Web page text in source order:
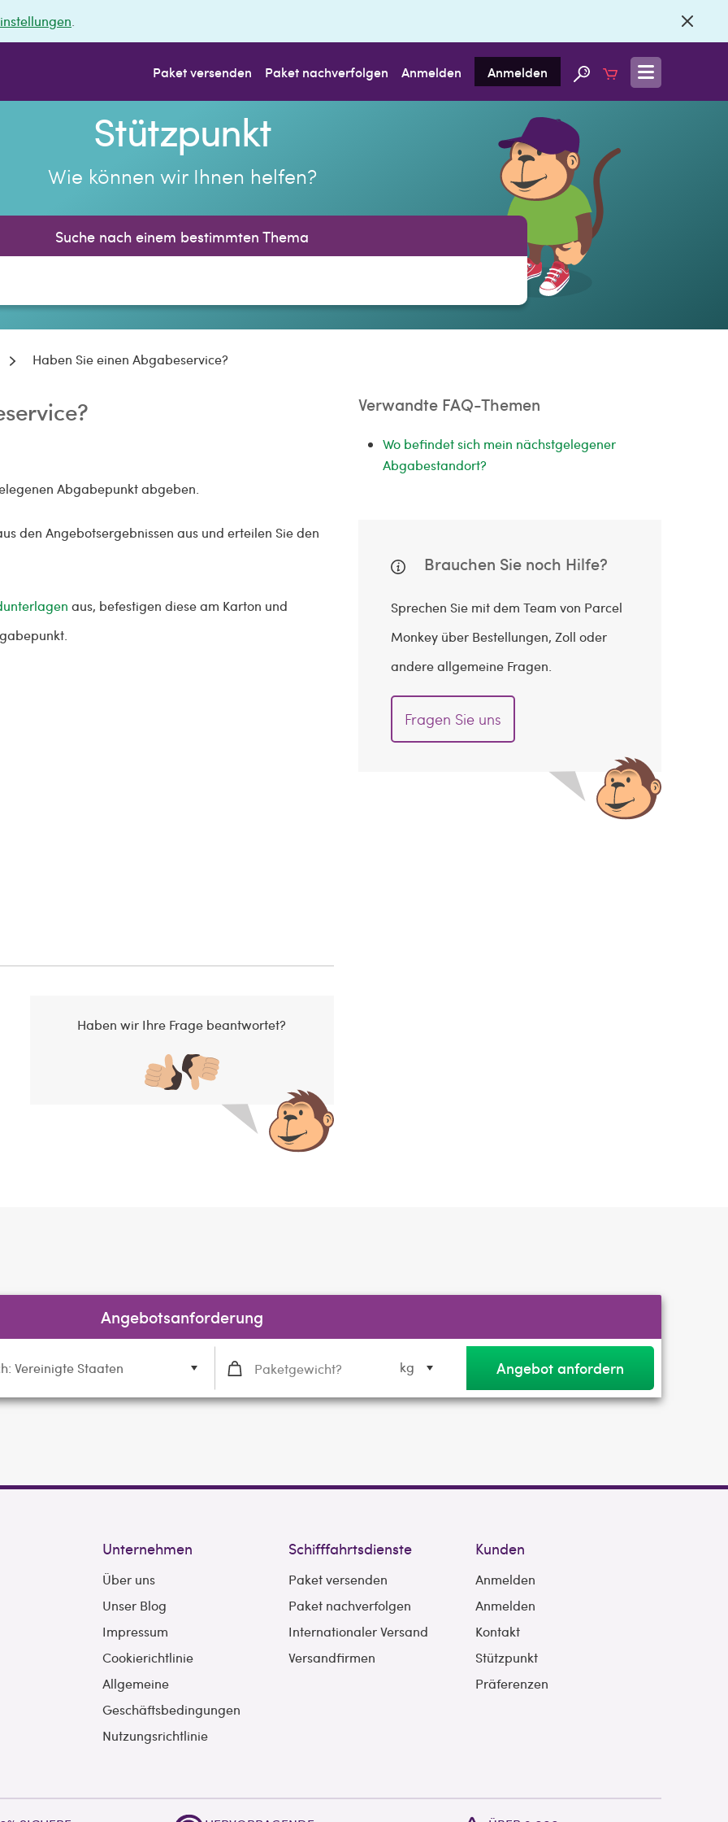
Paket versenden Paket nachverfolgen Anmelden Anmelden
Stützpunkt
Wie können wir Ihnen helfen?
Suche nach einem bestimmten Thema
Haben Sie einen Abgabeservice?
Abgabepunkt abgeben.
den Angebotsergebnissen aus und erteilen Sie den
aus, befestigen diese am Karton und
Haben wir Ihre Frage beantwortet?
Verwandte FAQ-Themen
Wo befindet sich mein nächstgelegener
Abgabestandort?
Brauchen Sie noch Hilfe?
Sprechen Sie mit dem Team von Parcel
Monkey über Bestellungen, Zoll oder
andere allgemeine Fragen.
Fragen Sie uns
Angebotsanforderung
Vereinigte Staaten kg Angebot anfordern
Unternehmen
Über uns
Unser Blog
Impressum
Cookierichtlinie
Allgemeine
Geschäftsbedingungen
Nutzungsrichtlinie
Schifffahrtsdienste
Paket versenden
Paket nachverfolgen
Internationaler Versand
Versandfirmen
Kunden
Anmelden
Anmelden
Kontakt
Stützpunkt
Präferenzen